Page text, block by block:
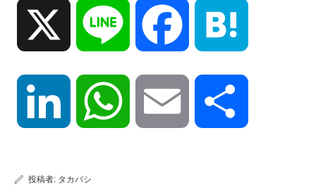
Line Facebook
LinkedIn WhatsApp Email
投稿者: タカバシ